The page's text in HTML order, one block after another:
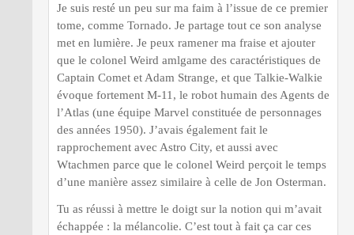
Je suis resté un peu sur ma faim à l’issue de ce premier
tome, comme Tornado. Je partage tout ce son analyse
met en lumière. Je peux ramener ma fraise et ajouter
que le colonel Weird amlgame des caractéristiques de
Captain Comet et Adam Strange, et que Talkie-Walkie
évoque fortement M-11, le robot humain des Agents de
l’Atlas (une équipe Marvel constituée de personnages
des années 1950). J’avais également fait le
rapprochement avec Astro City, et aussi avec
Wtachmen parce que le colonel Weird perçoit le temps
d’une manière assez similaire à celle de Jon Osterman.
Tu as réussi à mettre le doigt sur la notion qui m’avait
échappée : la mélancolie. C’est tout à fait ça car ces